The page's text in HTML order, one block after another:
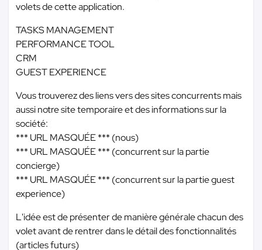
volets de cette application.
TASKS MANAGEMENT
PERFORMANCE TOOL
CRM
GUEST EXPERIENCE
Vous trouverez des liens vers des sites concurrents mais
aussi notre site temporaire et des informations sur la
société:
*** URL MASQUÉE *** (nous)
*** URL MASQUÉE *** (concurrent sur la partie
concierge)
*** URL MASQUÉE *** (concurrent sur la partie guest
experience)
L'idée est de présenter de manière générale chacun des
volet avant de rentrer dans le détail des fonctionnalités
(articles futurs)